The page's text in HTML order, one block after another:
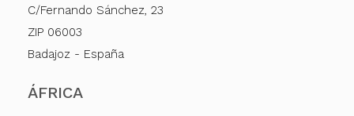
C/Fernando Sánchez, 23
ZIP 06003
Badajoz - España
ÁFRICA